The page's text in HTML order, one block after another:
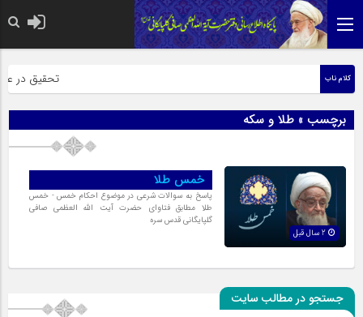
کلام ناب تحقیق در
برچسب » طلا و سکه
خمس طلا
پاسخ به سوالات شرعی در موضوع احکام خمس - خمس
طلا مطابق فتاوای حضرت آیت الله العظمی صافی
گلپایگانی قدس سره
جستجو در مطالب سایت